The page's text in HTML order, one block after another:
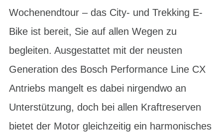
Wochenendtour – das City- und Trekking E-
Bike ist bereit, Sie auf allen Wegen zu
begleiten. Ausgestattet mit der neusten
Generation des Bosch Performance Line CX
Antriebs mangelt es dabei nirgendwo an
Unterstützung, doch bei allen Kraftreserven
bietet der Motor gleichzeitig ein harmonisches